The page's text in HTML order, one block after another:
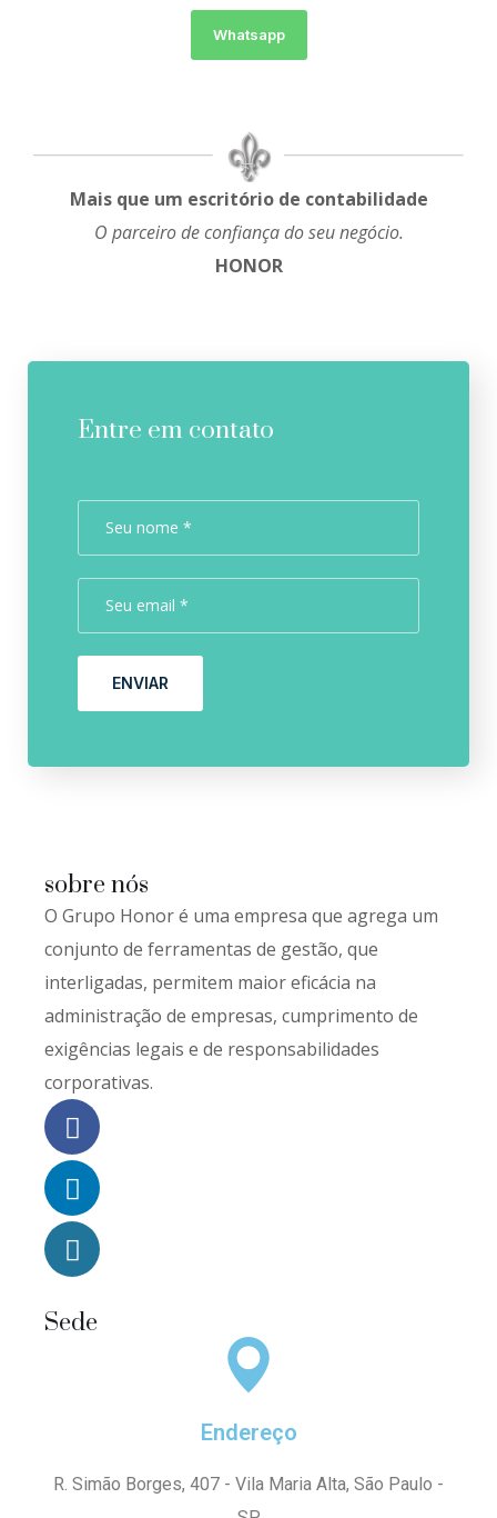
Whatsapp
Mais que um escritório de contabilidade
O parceiro de confiança do seu negócio.
HONOR
Entre em contato
ENVIAR
sobre nós
O Grupo Honor é uma empresa que agrega um
conjunto de ferramentas de gestão, que
interligadas, permitem maior eficácia na
administração de empresas, cumprimento de
exigências legais e de responsabilidades
corporativas.
Sede
Endereço
R. Simão Borges, 407 - Vila Maria Alta, São Paulo -